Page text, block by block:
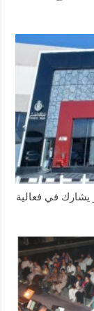
يشارك في فعالية